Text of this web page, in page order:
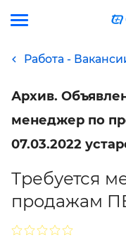
Работа -
Архив.
менеджер по
07.03.2022
Требуется
продажам